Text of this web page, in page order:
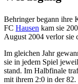
Behringer begann ihre
FC Hausen kam sie
August 2004 verlor sie
Im gleichen Jahr
sie in jedem Spiel
stand. Im Halbfinale
mit ihrem 2:0 in der 82.